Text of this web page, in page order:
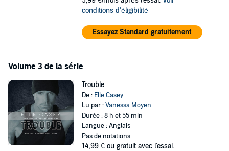
conditions d'éligibilité
Essayez Standard gratuitement
Volume 3 de la série
Trouble
De : Elle Casey
Lu par :Vanessa Moyen
Durée : 8 h et 55 min
Langue : Anglais
Pas de notations
14,99 € ou gratuit avec l'essai.